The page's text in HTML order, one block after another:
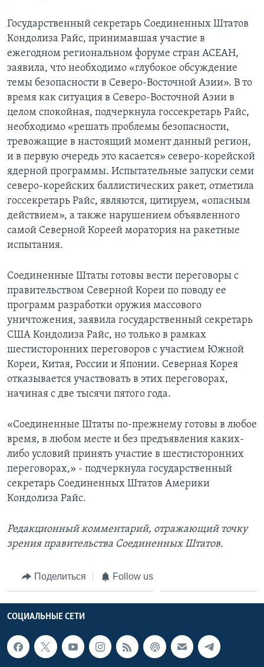
Государственный секретарь Соединенных Штатов
Кондолиза Райс, принимавшая участие в
ежегодном региональном форуме стран АСЕАН,
заявила, что необходимо «глубокое обсуждение
темы безопасности в Северо-Восточной Азии». В то
время как ситуация в Северо-Восточной Азии в
целом спокойная, подчеркнула госсекретарь Райс,
необходимо «решать проблемы безопасности,
тревожащие в настоящий момент данный регион,
и в первую очередь это касается» северо-корейской
ядерной программы. Испытательные запуски семи
северо-корейских баллистических ракет, отметила
госсекретарь Райс, являются, цитируем, «опасным
действием», а также нарушением объявленного
самой Северной Кореей моратория на ракетные
испытания.
Соединенные Штаты готовы вести переговоры с
правительством Северной Кореи по поводу ее
программ разработки оружия массового
уничтожения, заявила государственный секретарь
США Кондолиза Райс, но только в рамках
шестисторонних переговоров с участием Южной
Кореи, Китая, России и Японии. Северная Корея
отказывается участвовать в этих переговорах,
начиная с две тысячи пятого года.
«Соединенные Штаты по-прежнему готовы в любое
время, в любом месте и без предъявления каких-
либо условий принять участие в шестисторонних
переговорах,» - подчеркнула государственный
секретарь Соединенных Штатов Америки
Кондолиза Райс.
Редакционный комментарий, отражающий точку
зрения правительства Соединенных Штатов.
Поделиться Follow us
СОЦИАЛЬНЫЕ СЕТИ